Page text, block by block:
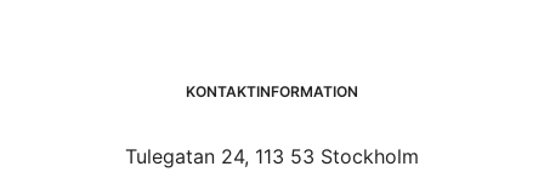
KONTAKTINFORMATION
Tulegatan 24, 113 53 Stockholm